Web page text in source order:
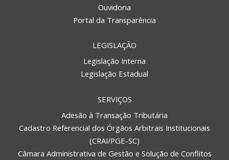
Ouvidoria
Portal da Transparência
LEGISLAÇÃO
Legislação Interna
Legislação Estadual
SERVIÇOS
Adesão à Transação Tributária
Cadastro Referencial dos Órgãos Arbitrais Institucionais
(CRAI/PGE-SC)
Câmara Administrativa de Gestão e Solução de Conflitos